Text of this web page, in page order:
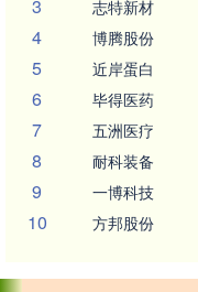
3 志特新材
4 博腾股份
5 近岸蛋白
6 毕得医药
7 五洲医疗
8 耐科装备
9 一博科技
10 方邦股份